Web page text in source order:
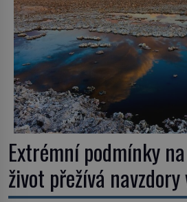
Extrémní podmínky
život přežívá navzdory